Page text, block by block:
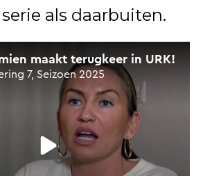
als daarbuiten.